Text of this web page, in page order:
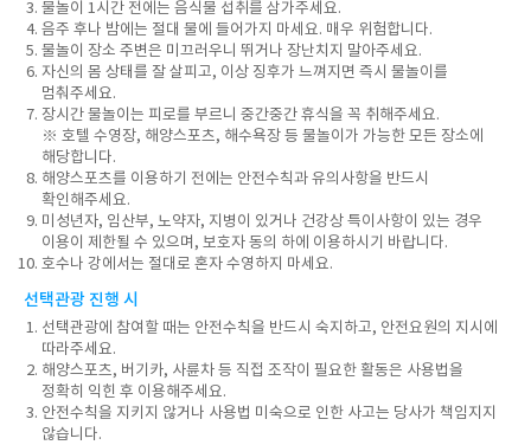
물놀이 1시간 전에는 음식물 섭취를 삼가주세요.
음주 후나 밤에는 절대 물에 들어가지 마세요. 매우 위험합니다.
물놀이 장소 주변은 미끄러우니 뛰거나 장난치지 말아주세요.
자신의 몸 상태를 잘 살피고, 이상 징후가 느껴지면 즉시 물놀이를
멈춰주세요.
장시간 물놀이는 피로를 부르니 중간중간 휴식을 꼭 취해주세요.
※ 호텔 수영장, 해양스포츠, 해수욕장 등 물놀이가 가능한 모든 장소에
해당합니다.
해양스포츠를 이용하기 전에는 안전수칙과 유의사항을 반드시
확인해주세요.
미성년자, 임산부, 노약자, 지병이 있거나 건강상 특이사항이 있는 경우
이용이 제한될 수 있으며, 보호자 동의 하에 이용하시기 바랍니다.
호수나 강에서는 절대로 혼자 수영하지 마세요.
선택관광 진행 시
선택관광에 참여할 때는 안전수칙을 반드시 숙지하고, 안전요원의 지시에
따라주세요.
해양스포츠, 버기카, 사륜차 등 직접 조작이 필요한 활동은 사용법을
정확히 익힌 후 이용해주세요.
안전수칙을 지키지 않거나 사용법 미숙으로 인한 사고는 당사가 책임지지
않습니다.